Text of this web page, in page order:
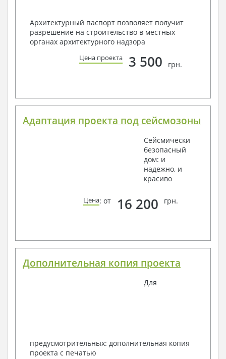
Архитектурный паспорт позволяет получит
разрешение на строительство в местных
органах архитектурного надзора
Цена проекта 3 500 грн.
Адаптация проекта под сейсмозоны
Сейсмически
безопасный
дом: и
надежно, и
красиво
Цена: от 16 200 грн.
Дополнительная копия проекта
Для
предусмотрительных: дополнительная копия
проекта с печатью